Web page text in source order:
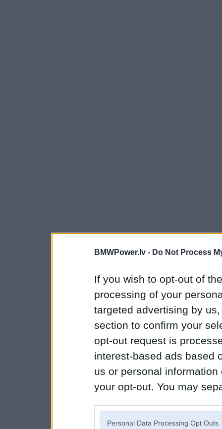
BMWPower.lv - Do Not Process
If you wish to opt-out of
processing of your
targeted advertising by
section to confirm your
opt-out request is
interest-based ads based
us or personal
your opt-out. You may
Personal Data Processing Opt Outs